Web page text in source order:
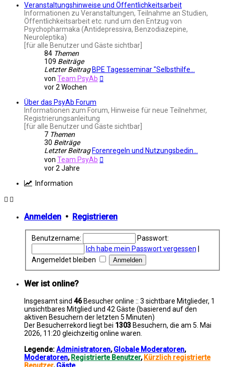
Veranstaltungshinweise und Öffentlichkeitsarbeit
Informationen zu Veranstaltungen, Teilnahme an Studien,
Öffentlichkeitsarbeit etc. rund um den Entzug von
Psychopharmaka (Antidepressiva, Benzodiazepine,
Neuroleptika)
[für alle Benutzer und Gäste sichtbar]
84 Themen
109 Beiträge
Letzter Beitrag BPE Tagesseminar "Selbsthilfe…
von Team PsyAb
vor 2 Wochen
Über das PsyAb Forum
Informationen zum Forum, Hinweise für neue Teilnehmer,
Registrierungsanleitung
[für alle Benutzer und Gäste sichtbar]
7 Themen
30 Beiträge
Letzter Beitrag Forenregeln und Nutzungsbedin…
von Team PsyAb
vor 2 Jahre
Information
Anmelden • Registrieren
Benutzername:
Passwort:
Ich habe mein Passwort vergessen
Angemeldet bleiben
Wer ist online?
Insgesamt sind 46Besucher online :: 3 sichtbare Mitglieder, 1
unsichtbares Mitglied und 42 Gäste (basierend auf den
aktiven Besuchern der letzten 5 Minuten)
Der Besucherrekord liegt bei 1303 Besuchern, die am 5. Mai
2026, 11:20 gleichzeitig online waren.
Legende:Administratoren,Globale Moderatoren,
Moderatoren, Registrierte Benutzer, Kürzlich registrierte
Benutzer,Gäste